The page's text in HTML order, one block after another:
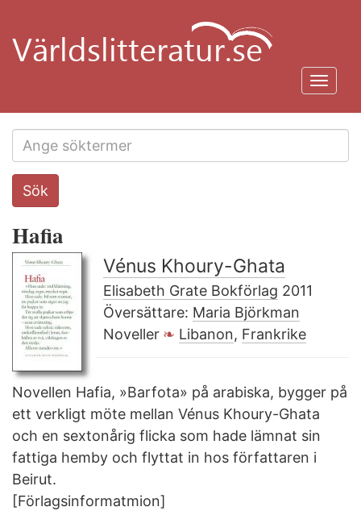
huvudinnehåll
Search
this
Sök
Hafia
Vénus Khoury-Ghata
Elisabeth Grate Bokförlag 2011
Översättare: Maria Björkman
Noveller
Libanon, Frankrike
Novellen Hafia, »Barfota» på arabiska, bygger på
ett verkligt möte mellan Vénus Khoury-Ghata
och en sextonårig flicka som hade lämnat sin
fattiga hemby och flyttat in hos författaren i
Beirut.
[Förlagsinformatmion]